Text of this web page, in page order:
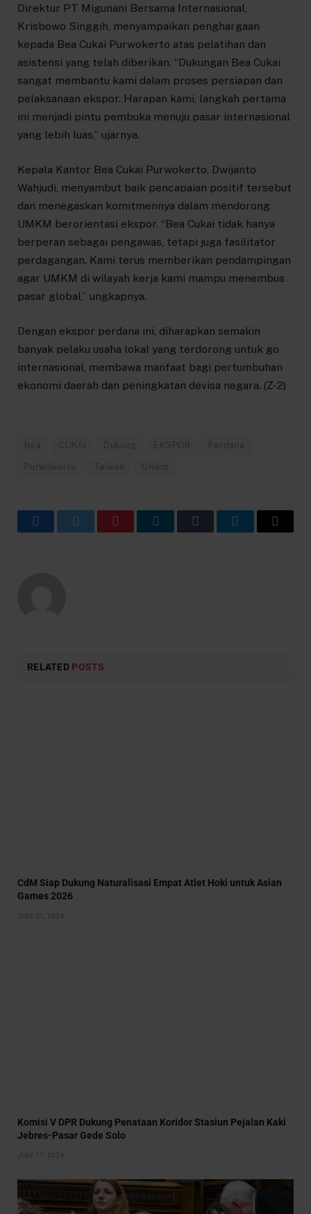
Direktur PT Migunani Bersama Internasional,
Krisbowo Singgih, menyampaikan penghargaan
kepada Bea Cukai Purwokerto atas pelatihan dan
asistensi yang telah diberikan. “Dukungan Bea Cukai
sangat membantu kami dalam proses persiapan dan
pelaksanaan ekspor. Harapan kami, langkah pertama
ini menjadi pintu pembuka menuju pasar internasional
yang lebih luas,” ujarnya.
Kepala Kantor Bea Cukai Purwokerto, Dwijanto
Wahjudi, menyambut baik pencapaian positif tersebut
dan menegaskan komitmennya dalam mendorong
UMKM berorientasi ekspor. “Bea Cukai tidak hanya
berperan sebagai pengawas, tetapi juga fasilitator
perdagangan. Kami terus memberikan pendampingan
agar UMKM di wilayah kerja kami mampu menembus
pasar global,” ungkapnya.
Dengan ekspor perdana ini, diharapkan semakin
banyak pelaku usaha lokal yang terdorong untuk go
internasional, membawa manfaat bagi pertumbuhan
ekonomi daerah dan peningkatan devisa negara. (Z-2)
Bea CUKAI Dukung EKSPOR Perdana
Purwokerto Taiwan Umkm
FacebookTwitter PinterestLinkedInTumblr TelegramEmail
RELATED POSTS
CdM Siap Dukung Naturalisasi Empat Atlet Hoki untuk Asian
Games 2026
JULY 21, 2026
Komisi V DPR Dukung Penataan Koridor Stasiun Pejalan Kaki
Jebres-Pasar Gede Solo
JULY 17, 2026